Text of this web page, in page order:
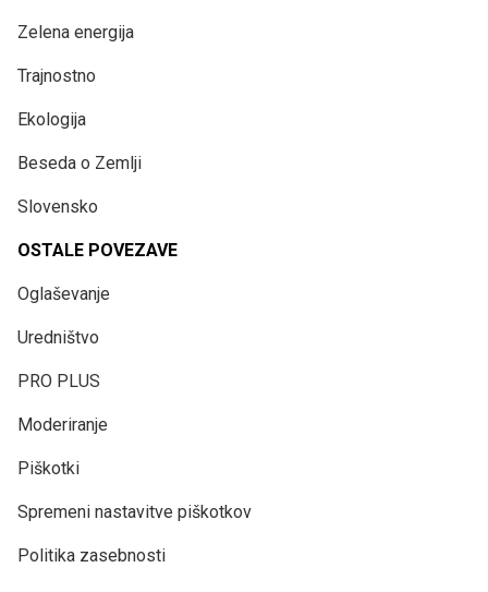
Zelena energija
Trajnostno
Ekologija
Beseda o Zemlji
Slovensko
OSTALE POVEZAVE
Oglaševanje
Uredništvo
PRO PLUS
Moderiranje
Piškotki
Spremeni nastavitve piškotkov
Politika zasebnosti